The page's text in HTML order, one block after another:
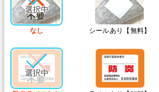
なし シールあり【無料】